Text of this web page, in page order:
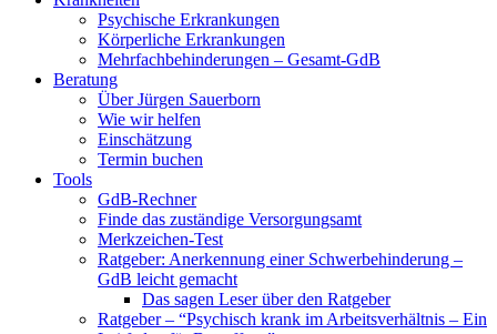
Psychische Erkrankungen
Körperliche Erkrankungen
Mehrfachbehinderungen – Gesamt-GdB
Beratung
Über Jürgen Sauerborn
Wie wir helfen
Einschätzung
Termin buchen
Tools
GdB-Rechner
Finde das zuständige Versorgungsamt
Merkzeichen-Test
Ratgeber: Anerkennung einer Schwerbehinderung –
GdB leicht gemacht
Das sagen Leser über den Ratgeber
Ratgeber – “Psychisch krank im Arbeitsverhältnis – Ein